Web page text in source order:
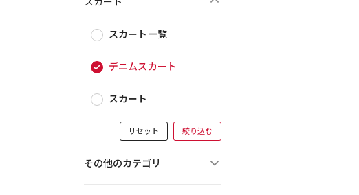
スカート一覧
デニムスカート
スカート
リセット 絞り込む
その他のカテゴリ